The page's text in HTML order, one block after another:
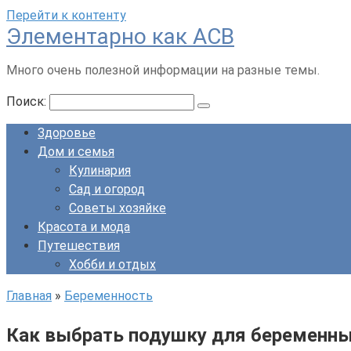
Перейти к контенту
Элементарно как ACB
Много очень полезной информации на разные темы.
Поиск:
Здоровье
Дом и семья
Кулинария
Сад и огород
Советы хозяйке
Красота и мода
Путешествия
Хобби и отдых
Главная » Беременность
Как выбрать подушку для